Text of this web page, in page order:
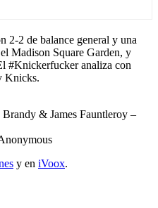
2-2 de balance general y una
Madison Square Garden, y
#Knickerfucker analiza con
Knicks.
& James Fauntleroy –
y en iVoox.